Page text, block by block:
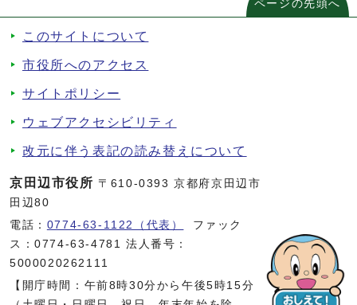
ページの先頭へ
このサイトについて
市役所へのアクセス
サイトポリシー
ウェブアクセシビリティ
改元に伴う表記の読み替えについて
京田辺市役所 〒610-0393 京都府京田辺市
田辺80
電話： 0774-63-1122（代表）
ファック
ス：0774-63-4781 法人番号：
5000020262111
【開庁時間：午前8時30分から午後5時15分